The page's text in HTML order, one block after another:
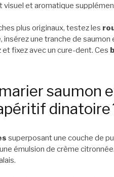
visuel et aromatique
plus originaux, testez les
insérez une tranche de
fixez avec un cure-dent. Ces
saumon
dinatoire
superposant une couche de
émulsion de crème